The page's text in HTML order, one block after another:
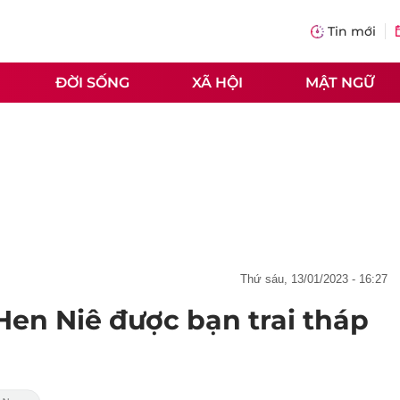
Tin mới
ĐỜI SỐNG XÃ HỘI MẬT NGỮ
thứ sáu, 13/01/2023 - 16:27
Niê được bạn trai tháp